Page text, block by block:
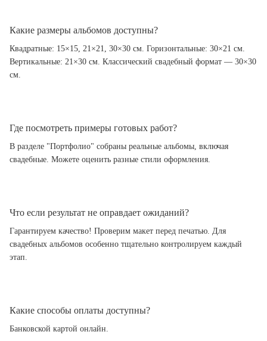
Какие размеры альбомов доступны?
Квадратные: 15×15, 21×21, 30×30 см. Горизонтальные: 30×21 см.
Вертикальные: 21×30 см. Классический свадебный формат — 30×30
см.
Где посмотреть примеры готовых работ?
В разделе "Портфолио" собраны реальные альбомы, включая
свадебные. Можете оценить разные стили оформления.
Что если результат не оправдает ожиданий?
Гарантируем качество! Проверим макет перед печатью. Для
свадебных альбомов особенно тщательно контролируем каждый
этап.
Какие способы оплаты доступны?
Банковской картой онлайн.